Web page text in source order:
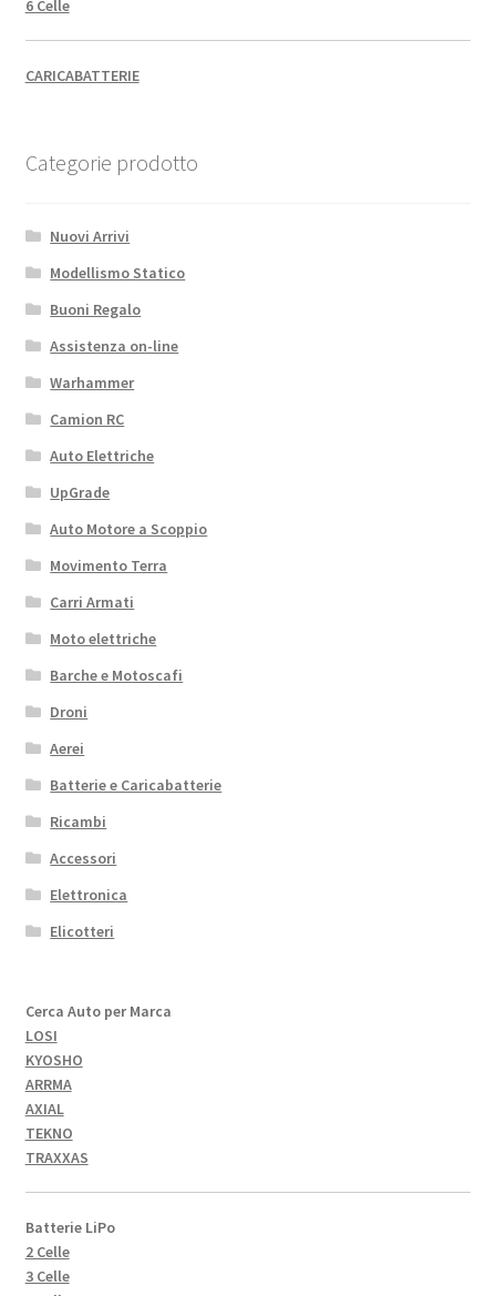
6 Celle
CARICABATTERIE
Categorie prodotto
Nuovi Arrivi
Modellismo Statico
Buoni Regalo
Assistenza on-line
Warhammer
Camion RC
Auto Elettriche
UpGrade
Auto Motore a Scoppio
Movimento Terra
Carri Armati
Moto elettriche
Barche e Motoscafi
Droni
Aerei
Batterie e Caricabatterie
Ricambi
Accessori
Elettronica
Elicotteri
Cerca Auto per Marca
LOSI
KYOSHO
ARRMA
AXIAL
TEKNO
TRAXXAS
Batterie LiPo
2 Celle
3 Celle